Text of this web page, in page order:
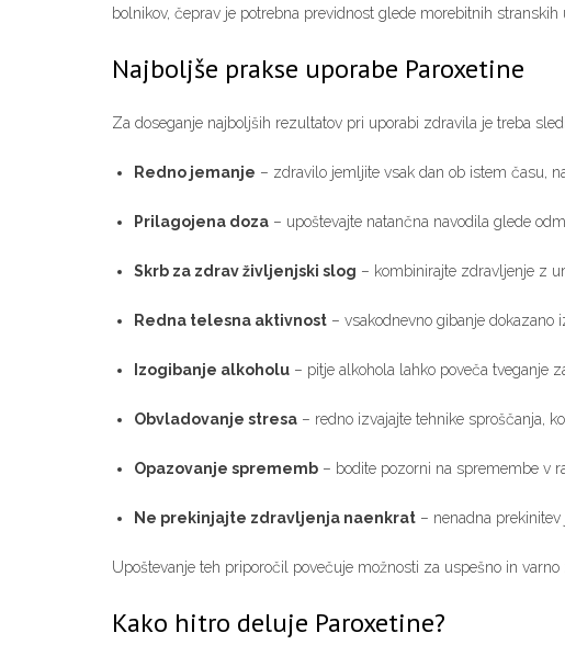
bolnikov, čeprav je potrebna previdnost glede morebitnih
Najboljše prakse uporabe Paroxetine
Za doseganje najboljših rezultatov pri uporabi zdravila je treba
Redno jemanje – zdravilo jemljite vsak dan ob istem času,
Prilagojena doza – upoštevajte natančna navodila glede
Skrb za zdrav življenjski slog – kombinirajte zdravljenje z
Redna telesna aktivnost – vsakodnevno gibanje
Izogibanje alkoholu – pitje alkohola lahko poveča tveganje
Obvladovanje stresa – redno izvajajte tehnike sproščanja,
Opazovanje sprememb – bodite pozorni na spremembe v
Ne prekinjajte zdravljenja naenkrat – nenadna
Upoštevanje teh priporočil povečuje možnosti za uspešno in
Kako hitro deluje Paroxetine?